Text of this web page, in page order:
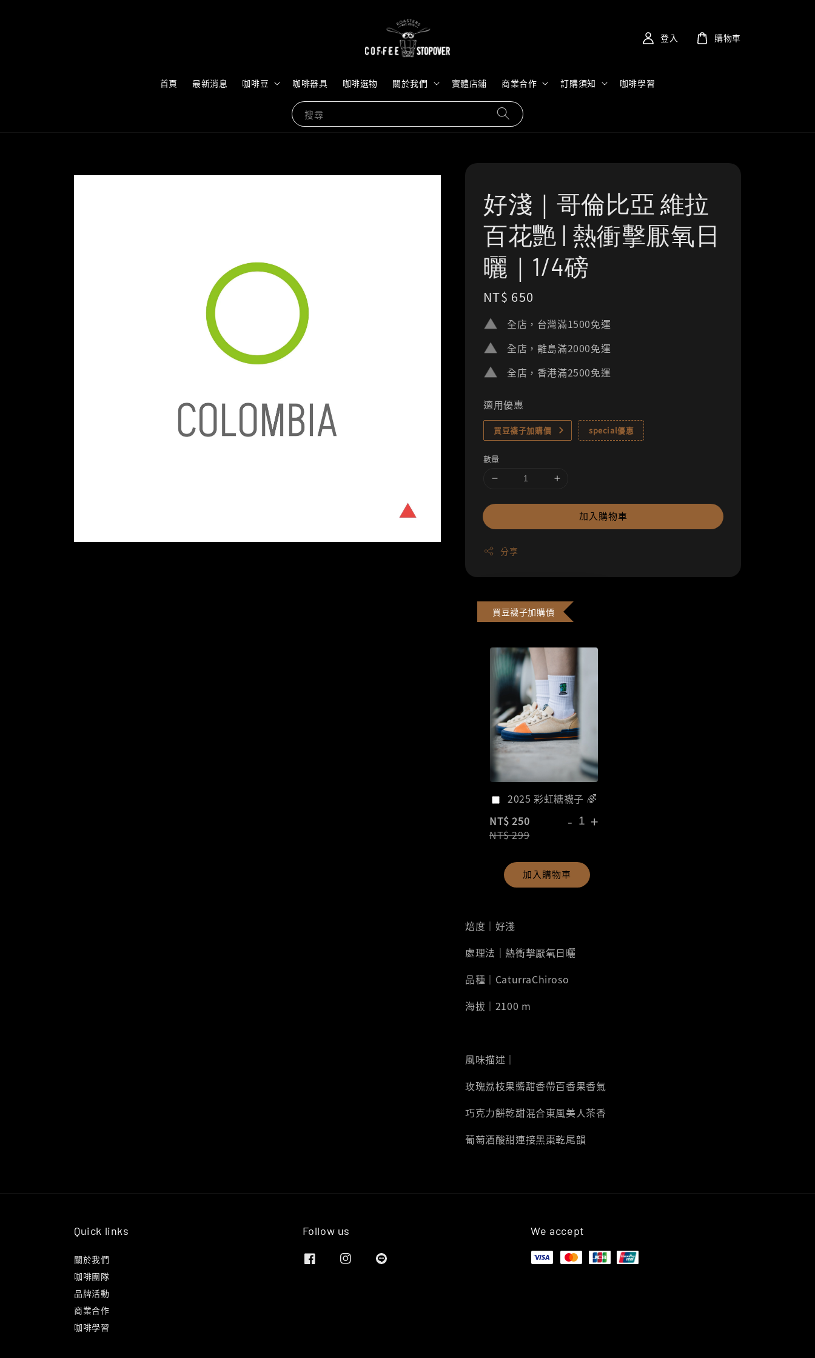
搜尋
首頁 最新消息 咖啡豆 咖啡器具 咖啡選物 關於我們 實體店鋪 商業合作 訂購須知 咖啡學習
登入 購物車
好淺｜哥倫比亞 維拉
百花艷 | 熱衝擊厭氧日
曬｜1/4磅
Regular
price
NT$ 650
全店，台灣滿1500免運
全店，離島滿2000免運
全店，香港滿2500免運
適用優惠
買豆襪子加購價 special優惠
數量
加入購物車
分享
買豆襪子加購價
2025 彩虹糖襪子 🌈
NT$ 250
NT$ 299
- +
加入購物車
焙度｜好淺
處理法｜熱衝擊厭氧日曬
品種｜CaturraChiroso
海拔｜2100 m
風味描述｜
玫瑰荔枝果醬甜香帶百香果香氣
巧克力餅乾甜混合東風美人茶香
葡萄酒酸甜連接黑棗乾尾韻
Quick links
關於我們
咖啡團隊
品牌活動
商業合作
咖啡學習
Follow us We accept